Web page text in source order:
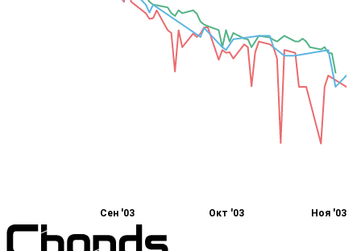
Сен '03 Окт '03 Ноя '03